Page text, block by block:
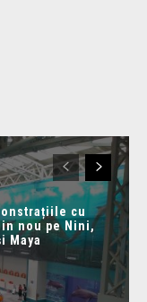
cu
nou pe Nini,
Maya